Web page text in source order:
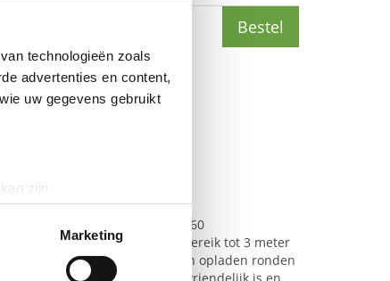
technologieën zoals
advertenties en content,
uw gegevens gebruikt
zijn
in. U kunt uw
Marketing
Bestel
voor de Yealink CP960
360-graden spraakopnamebereik tot 3 meter
oplaadstation voor plaatsen en opladen ronden